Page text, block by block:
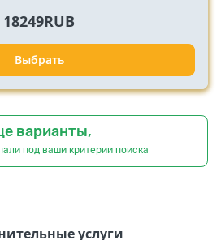
18249RUB
Выбрать
варианты,
под ваши критерии поиска
услуги